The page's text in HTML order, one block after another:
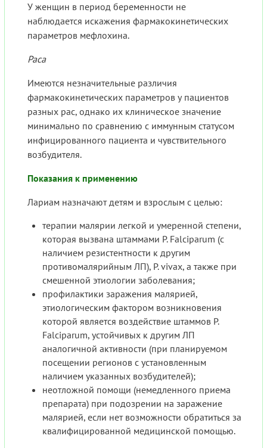
У женщин в период беременности не
наблюдается искажения фармакокинетических
параметров мефлохина.
Раса
Имеются незначительные различия
фармакокинетических параметров у пациентов
разных рас, однако их клиническое значение
минимально по сравнению с иммунным статусом
инфицированного пациента и чувствительного
возбудителя.
Показания к применению
Лариам назначают детям и взрослым с целью:
терапии малярии легкой и умеренной степени,
которая вызвана штаммами P. Falciparum (с
наличием резистентности к другим
противомалярийным ЛП), P. vivax, а также при
смешенной этиологии заболевания;
профилактики заражения малярией,
этиологическим фактором возникновения
которой является воздействие штаммов P.
Falciparum, устойчивых к другим ЛП
аналогичной активности (при планируемом
посещении регионов с установленным
наличием указанных возбудителей);
неотложной помощи (немедленного приема
препарата) при подозрении на заражение
малярией, если нет возможности обратиться за
квалифицированной медицинской помощью.